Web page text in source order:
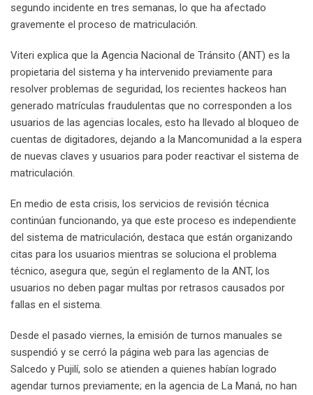
segundo incidente en tres semanas, lo que ha afectado
gravemente el proceso de matriculación.
Viteri explica que la Agencia Nacional de Tránsito (ANT) es la
propietaria del sistema y ha intervenido previamente para
resolver problemas de seguridad, los recientes hackeos han
generado matrículas fraudulentas que no corresponden a los
usuarios de las agencias locales, esto ha llevado al bloqueo de
cuentas de digitadores, dejando a la Mancomunidad a la espera
de nuevas claves y usuarios para poder reactivar el sistema de
matriculación.
En medio de esta crisis, los servicios de revisión técnica
continúan funcionando, ya que este proceso es independiente
del sistema de matriculación, destaca que están organizando
citas para los usuarios mientras se soluciona el problema
técnico, asegura que, según el reglamento de la ANT, los
usuarios no deben pagar multas por retrasos causados por
fallas en el sistema.
Desde el pasado viernes, la emisión de turnos manuales se
suspendió y se cerró la página web para las agencias de
Salcedo y Pujilí, solo se atienden a quienes habían logrado
agendar turnos previamente; en la agencia de La Maná, no han